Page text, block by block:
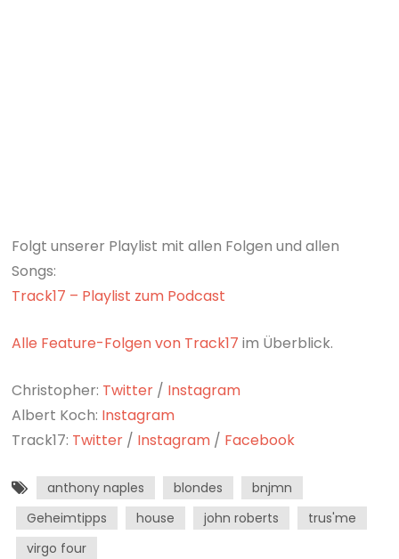
Folgt unserer Playlist mit allen Folgen und allen
Songs:
Track17 – Playlist zum Podcast
Alle Feature-Folgen von Track17 im Überblick.
Christopher: Twitter / Instagram
Albert Koch: Instagram
Track17: Twitter / Instagram / Facebook
anthony naples blondes
bnjmn
Geheimtipps
house john roberts
trus'me
virgo four